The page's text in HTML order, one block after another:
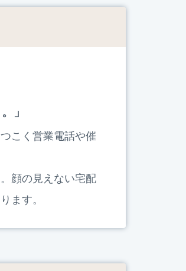
」
こく営業電話や催
顔の見えない宅配
ます。